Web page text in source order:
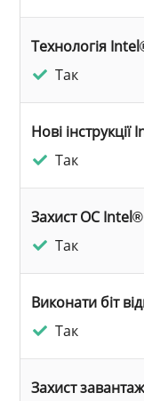
Технологія
Так
Нові інструкції
Так
Захист ОС Intel®
Так
Виконати біт
Так
Захист